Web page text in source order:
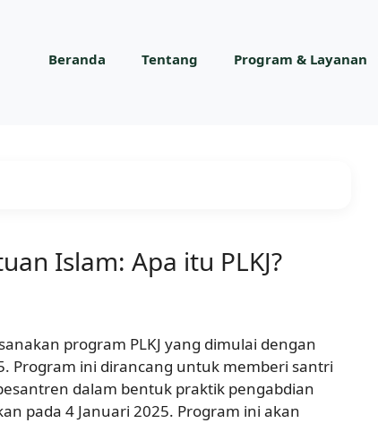
Beranda Tentang Program & Layanan
Islam: Apa itu PLKJ?
program PLKJ yang dimulai dengan
Program ini dirancang untuk memberi santri
dalam bentuk praktik pengabdian
pada 4 Januari 2025. Program ini akan